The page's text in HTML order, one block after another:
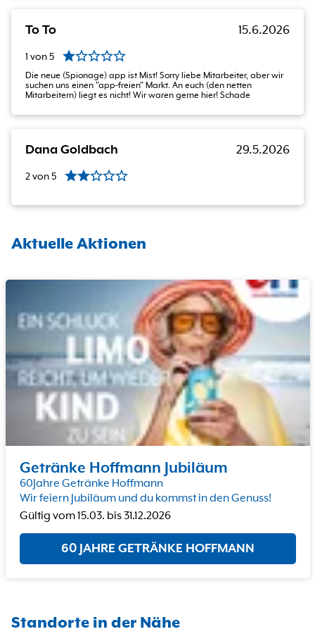
To To 15.6.2026
1 von5
Die neue (Spionage) app ist Mist! Sorry liebe Mitarbeiter, aber wir
suchen uns einen "app-freien" Markt. An euch (den netten
Mitarbeitern) liegt es nicht! Wir waren gerne hier! Schade
Dana Goldbach 29.5.2026
2von5
Aktuelle Aktionen
Getränke Hoffmann Jubiläum
60Jahre Getränke Hoffmann
Wir feiern Jubiläum und du kommst in den Genuss!
Gültig vom15.03. bis31.12.2026
60 JAHRE GETRÄNKE HOFFMANN
Standorte in der Nähe